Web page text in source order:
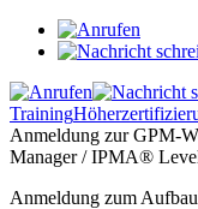
Training
Anmeldung zur GPM-
Manager / IPMA®
Anmeldung zum